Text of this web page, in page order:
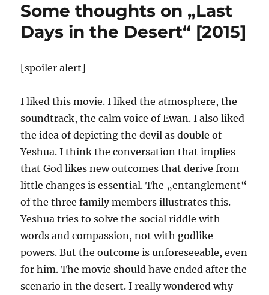
Some thoughts on „Last
Days in the Desert“ [2015]
[spoiler alert]
I liked this movie. I liked the atmosphere, the
soundtrack, the calm voice of Ewan. I also liked
the idea of depicting the devil as double of
Yeshua. I think the conversation that implies
that God likes new outcomes that derive from
little changes is essential. The „entanglement“
of the three family members illustrates this.
Yeshua tries to solve the social riddle with
words and compassion, not with godlike
powers. But the outcome is unforeseeable, even
for him. The movie should have ended after the
scenario in the desert. I really wondered why